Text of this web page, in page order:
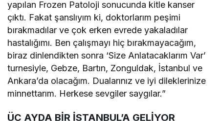
yapılan Frozen Patoloji sonucunda kitle kanser
çıktı. Fakat şanslıyım ki, doktorlarım peşimi
bırakmadılar ve çok erken evrede yakaladılar
hastalığımı. Ben çalışmayı hiç bırakmayacağım,
biraz dinlendikten sonra ‘Size Anlatacaklarım Var’
turnesiyle, Gebze, Bartın, Zonguldak, İstanbul ve
Ankara’da olacağım. Dualarınız ve iyi dileklerinize
minnettarım. Herkese sevgiler saygılar.”
ÜÇ AYDA BİR İSTANBUL’A GELİYOR